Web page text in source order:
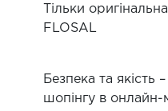
Тільки
FLOSAL
Безпека та якість
шопінгу в онлайн-